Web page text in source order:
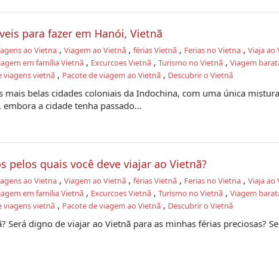
para fazer em Hanói, Vietnã
ao Vietna, Viagem ao Vietnã, férias Vietnã, Ferias no Vietna, Viaja ao
em família Vietnã, Excurcoes Vietnã, Turismo no Vietnã, Viagem
viagens vietnã, Pacote de viagem ao Vietnã, Descubrir o Vietnã
mais belas cidades coloniais da Indochina, com uma única
a cidade tenha passado...
pelos quais você deve viajar ao Vietnã?
ao Vietna, Viagem ao Vietnã, férias Vietnã, Ferias no Vietna, Viaja ao
em família Vietnã, Excurcoes Vietnã, Turismo no Vietnã, Viagem
viagens vietnã, Pacote de viagem ao Vietnã, Descubrir o Vietnã
Será digno de viajar ao Vietnã para as minhas férias preciosas?